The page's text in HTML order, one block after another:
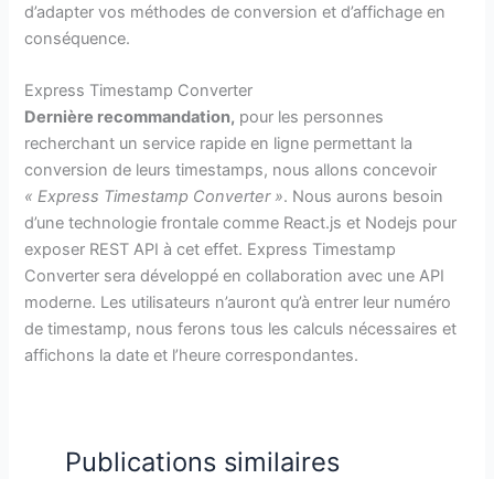
d’adapter vos méthodes de conversion et d’affichage en
conséquence.
Express Timestamp Converter
Dernière recommandation, pour les personnes
recherchant un service rapide en ligne permettant la
conversion de leurs timestamps, nous allons concevoir
« Express Timestamp Converter ». Nous aurons besoin
d’une technologie frontale comme React.js et Nodejs pour
exposer REST API à cet effet. Express Timestamp
Converter sera développé en collaboration avec une API
moderne. Les utilisateurs n’auront qu’à entrer leur numéro
de timestamp, nous ferons tous les calculs nécessaires et
affichons la date et l’heure correspondantes.
Publications similaires